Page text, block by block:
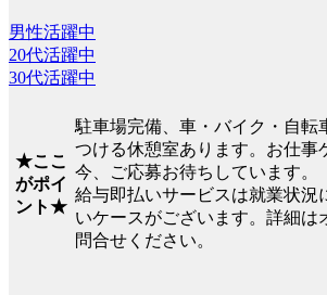
男性活躍中
20代活躍中
30代活躍中
★ここ
がポイ
ント★
駐車場完備、車・バイク・自転
つける休憩室あります。お仕事
今、ご応募お待ちしています。
給与即払いサービスは就業状況
いケースがございます。詳細は
問合せください。